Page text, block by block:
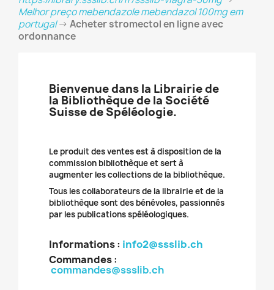
Melhor preço mebendazole mebendazol 100mg em
portugal-> Acheter stromectol en ligne avec
ordonnance
Bienvenue dans la Librairie de
la Bibliothèque de la Société
Suisse de Spéléologie.
Le produit des ventes est à disposition de la
commission bibliothèque et sert à
augmenter les collections de la bibliothèque.
Tous les collaborateurs de la librairie et de la
bibliothèque sont des bénévoles, passionnés
par les publications spéléologiques.
Informations : info2@ssslib.ch
Commandes:
commandes@ssslib.ch